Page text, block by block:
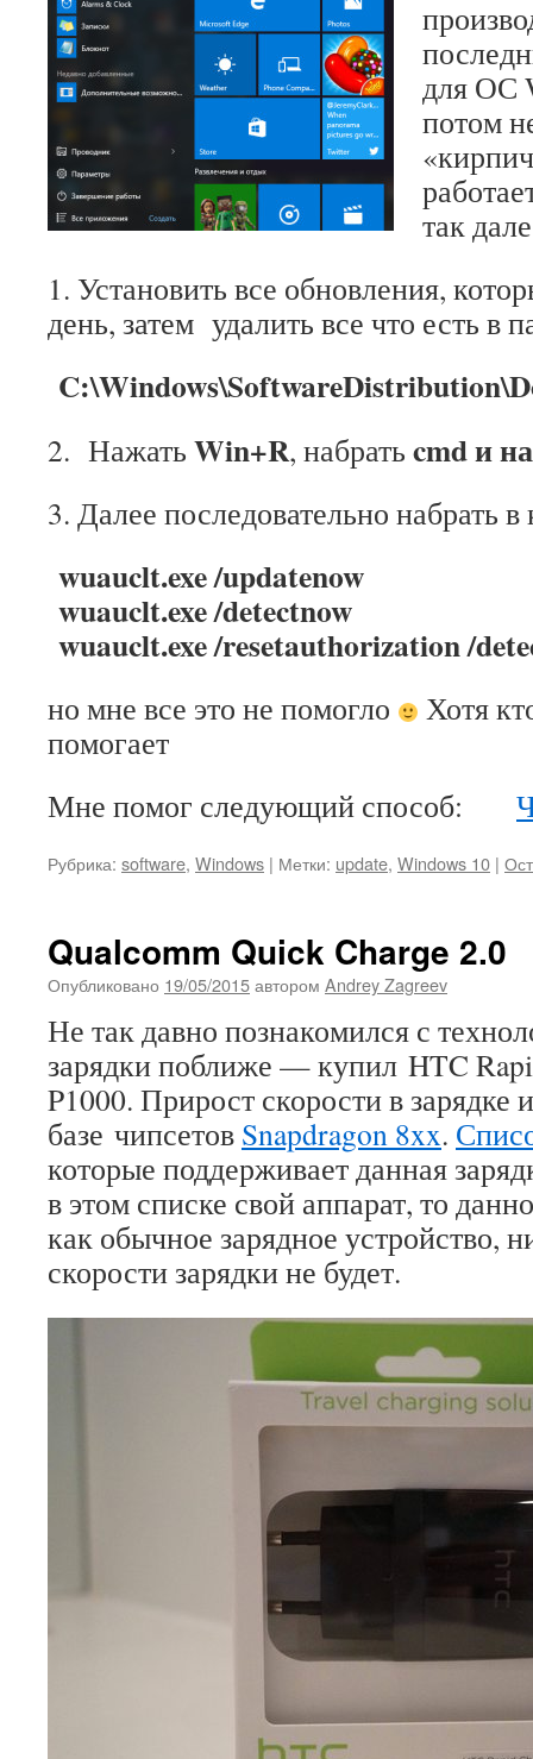
для ОС
потом
так
1. Установить все обновления,
день, затем удалить все что есть в
2. Нажать Win+R, набрать cmd и
3. Далее последовательно набрать
wuauclt.exe /updatenow
wuauclt.exe /detectnow
wuauclt.exe /resetauthorization /
но мне все это не помогло
Хотя
помогает
Мне помог следующий способ:
Рубрика: software, Windows | Метки: update, Windows 10 |
Qualcomm Quick Charge 2.0
Опубликовано 19/05/2015автором Andrey Zagreev
Не так давно познакомился с
зарядки поближе — купил HTC
P1000. Прирост скорости в зарядке
базе чипсетов Snapdragon 8xx.
которые поддерживает данная
в этом списке свой аппарат, то
как обычное зарядное устройство,
скорости зарядки не будет.